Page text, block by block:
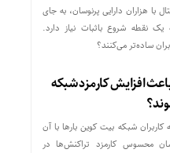
با هزاران دارایی پرنوسان، به جای
نقطه شروع باثبات نیاز دارد.
ساده‌تر می‌کنند؟
افزایش کارمزد شبکه
شبکه بیت کوین بارها با آن
محسوس کارمزد تراکنش‌ها در